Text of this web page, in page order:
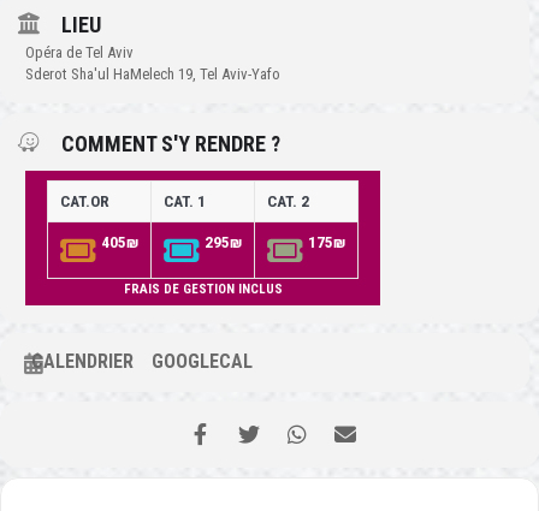
LIEU
Opéra de Tel Aviv
Sderot Sha'ul HaMelech 19, Tel Aviv-Yafo
COMMENT S'Y RENDRE ?
CAT.OR CAT. 1 CAT. 2
405₪ 295₪ 175₪
FRAIS DE GESTION INCLUS
CALENDRIER GOOGLECAL